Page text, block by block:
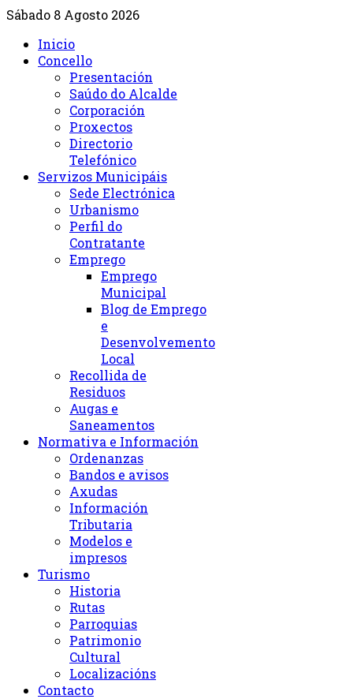
Sábado 8 Agosto 2026
Inicio
Concello
Presentación
Saúdo do Alcalde
Corporación
Proxectos
Directorio
Telefónico
Servizos Municipáis
Sede Electrónica
Urbanismo
Perfil do
Contratante
Emprego
Emprego
Municipal
Blog de Emprego
e
Desenvolvemento
Local
Recollida de
Residuos
Augas e
Saneamentos
Normativa e Información
Ordenanzas
Bandos e avisos
Axudas
Información
Tributaria
Modelos e
impresos
Turismo
Historia
Rutas
Parroquias
Patrimonio
Cultural
Localizacións
Contacto